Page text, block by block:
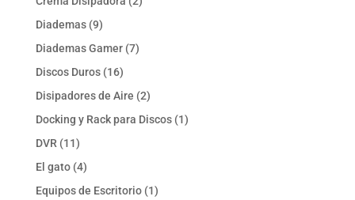
Diademas 99
productos
Diademas Gamer 77
Discos Duros 1616
productos
Disipadores de Aire 22
productos
Docking y Rack para Discos 11
DVR 1111
productos
El gato 44
productos
Equipos de Escritorio 11